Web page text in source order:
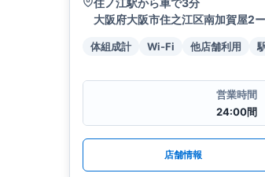
住ノ江駅から車で3分
大阪府大阪市住之江区南加賀屋2
体組成計 Wi-Fi 他店舗利用
営業時間
24:00間
店舗情報